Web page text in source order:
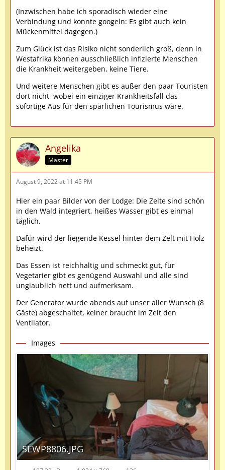
(Inzwischen habe ich sporadisch wieder eine
Verbindung und konnte googeln: Es gibt auch kein
Mückenmittel dagegen.)
Zum Glück ist das Risiko nicht sonderlich groß, denn in
Westafrika können ausschließlich infizierte Menschen
die Krankheit weitergeben, keine Tiere.
Und weitere Menschen gibt es außer den paar Touristen
dort nicht, wobei ein einziger Krankheitsfall das
sofortige Aus für den spärlichen Tourismus wäre.
Angelika
Master
August 9, 2022 at 11:45 PM
Hier ein paar Bilder von der Lodge: Die Zelte sind schön
in den Wald integriert, heißes Wasser gibt es einmal
täglich.
Dafür wird der liegende Kessel hinter dem Zelt mit Holz
beheizt.
Das Essen ist reichhaltig und schmeckt gut, für
Vegetarier gibt es genügend Auswahl und alle sind
unglaublich nett und aufmerksam.
Der Generator wurde abends auf unser aller Wunsch (8
Gäste) abgeschaltet, keiner braucht im Zelt den
Ventilator.
Images
SEWP8806.JPG